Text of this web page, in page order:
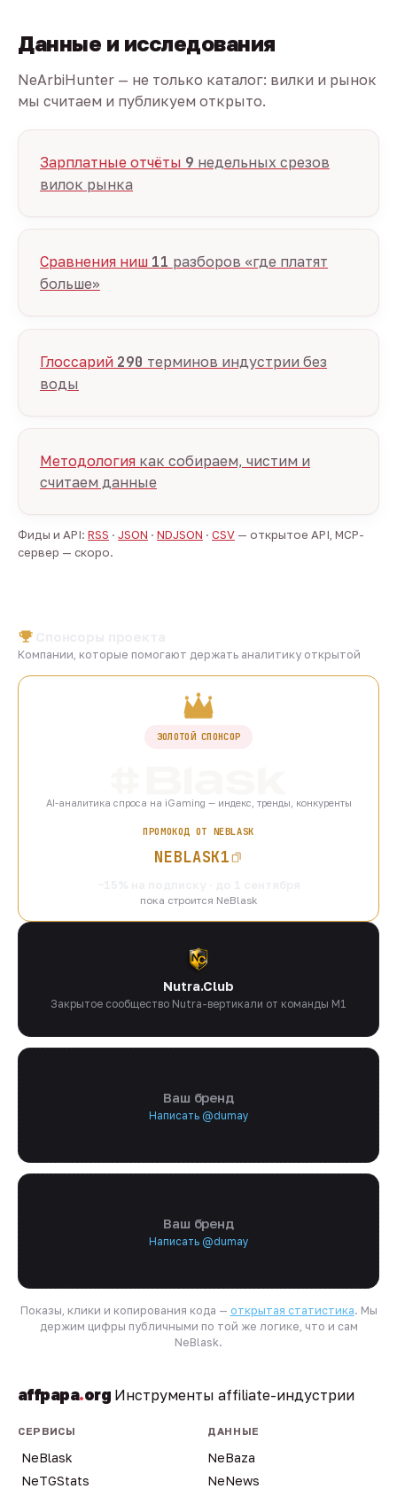
Данные и исследования
NeArbiHunter — не только каталог: вилки и рынок
мы считаем и публикуем открыто.
Зарплатные отчёты 9 недельных срезов
вилок рынка
Сравнения ниш 11 разборов «где платят
больше»
Глоссарий 290 терминов индустрии без
воды
Методология как собираем, чистим и
считаем данные
Фиды и API: RSS · JSON · NDJSON · CSV — открытое API, MCP-
сервер — скоро.
Компании, которые помогают держать аналитику открытой
ЗОЛОТОЙ СПОНСОР
AI-аналитика спроса на iGaming — индекс, тренды, конкуренты
ПРОМОКОД ОТ NEBLASK
NEBLASK1
пока строится NeBlask
Nutra.Club
Закрытое сообщество Nutra-вертикали от команды M1
Ваш бренд
Написать @dumay
Ваш бренд
Написать @dumay
Показы, клики и копирования кода — открытая статистика. Мы
держим цифры публичными по той же логике, что и сам
NeBlask.
affpapa.org Инструменты affiliate-индустрии
СЕРВИСЫ
NeBlask
NeTGStats
ДАННЫЕ
NeBaza
NeNews